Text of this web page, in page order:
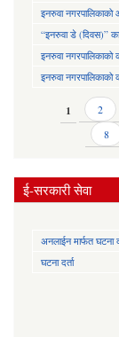
इनरुवा
“इनरुवा डे (दिवस)”
इनरुवा नगरपालिकाको
इनरुवा नगरपालिकाको
Pages1 2
8
ई-सरकारी सेवा
अनलाईन मार्फत घटना
घटना दर्ता